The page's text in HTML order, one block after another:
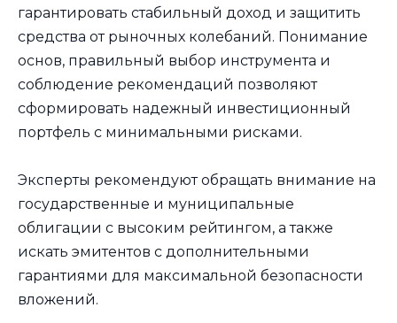
гарантировать стабильный доход и защитить
средства от рыночных колебаний. Понимание
основ, правильный выбор инструмента и
соблюдение рекомендаций позволяют
сформировать надежный инвестиционный
портфель с минимальными рисками.
Эксперты рекомендуют обращать внимание на
государственные и муниципальные
облигации с высоким рейтингом, а также
искать эмитентов с дополнительными
гарантиями для максимальной безопасности
вложений.